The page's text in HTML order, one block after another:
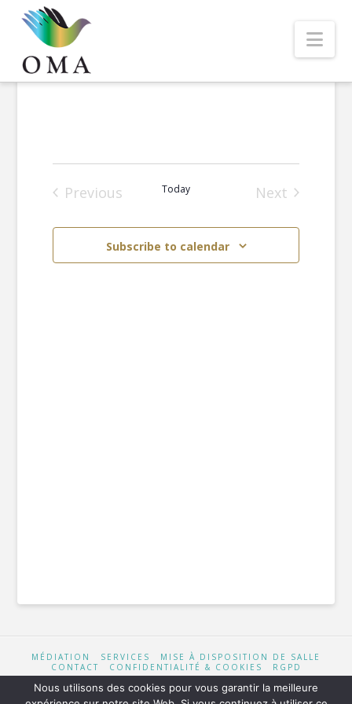
Previous
Today
Next
Subscribe to calendar
MÉDIATION SERVICES
MISE À DISPOSITION DE SALLE
CONTACT
CONFIDENTIALITÉ & COOKIES RGPD
Nous utilisons des cookies pour vous garantir la meilleure